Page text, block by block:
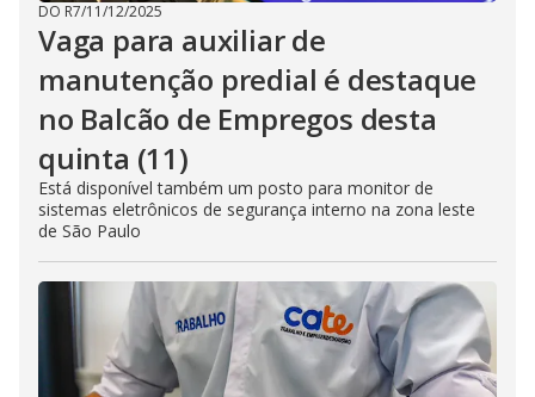
DO R7/11/12/2025
Vaga para auxiliar de
manutenção predial é destaque
no Balcão de Empregos desta
quinta (11)
Está disponível também um posto para monitor de
sistemas eletrônicos de segurança interno na zona leste
de São Paulo